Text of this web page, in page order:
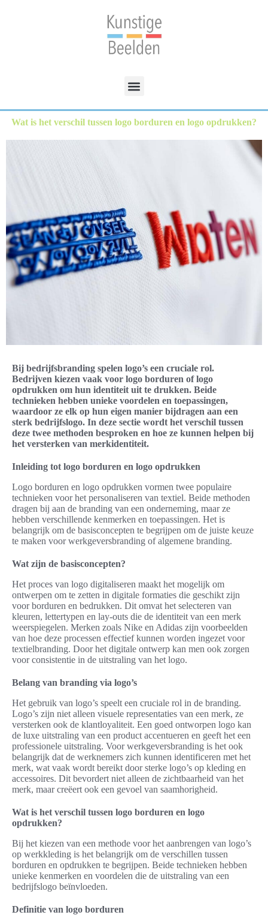
Wat is het verschil tussen logo borduren en logo opdrukken?
Bij bedrijfsbranding spelen logo’s een cruciale rol.
Bedrijven kiezen vaak voor logo borduren of logo
opdrukken om hun identiteit uit te drukken. Beide
technieken hebben unieke voordelen en toepassingen,
waardoor ze elk op hun eigen manier bijdragen aan een
sterk bedrijfslogo. In deze sectie wordt het verschil tussen
deze twee methoden besproken en hoe ze kunnen helpen bij
het versterken van merkidentiteit.
Inleiding tot logo borduren en logo opdrukken
Logo borduren en logo opdrukken vormen twee populaire
technieken voor het personaliseren van textiel. Beide methoden
dragen bij aan de branding van een onderneming, maar ze
hebben verschillende kenmerken en toepassingen. Het is
belangrijk om de basisconcepten te begrijpen om de juiste keuze
te maken voor werkgeversbranding of algemene branding.
Wat zijn de basisconcepten?
Het proces van logo digitaliseren maakt het mogelijk om
ontwerpen om te zetten in digitale formaties die geschikt zijn
voor borduren en bedrukken. Dit omvat het selecteren van
kleuren, lettertypen en lay-outs die de identiteit van een merk
weerspiegelen. Merken zoals Nike en Adidas zijn voorbeelden
van hoe deze processen effectief kunnen worden ingezet voor
textielbranding. Door het digitale ontwerp kan men ook zorgen
voor consistentie in de uitstraling van het logo.
Belang van branding via logo’s
Het gebruik van logo’s speelt een cruciale rol in de branding.
Logo’s zijn niet alleen visuele representaties van een merk, ze
versterken ook de klantloyaliteit. Een goed ontworpen logo kan
de luxe uitstraling van een product accentueren en geeft het een
professionele uitstraling. Voor werkgeversbranding is het ook
belangrijk dat de werknemers zich kunnen identificeren met het
merk, wat vaak wordt bereikt door sterke logo’s op kleding en
accessoires. Dit bevordert niet alleen de zichtbaarheid van het
merk, maar creëert ook een gevoel van saamhorigheid.
Wat is het verschil tussen logo borduren en logo
opdrukken?
Bij het kiezen van een methode voor het aanbrengen van logo’s
op werkkleding is het belangrijk om de verschillen tussen
borduren en opdrukken te begrijpen. Beide technieken hebben
unieke kenmerken en voordelen die de uitstraling van een
bedrijfslogo beïnvloeden.
Definitie van logo borduren